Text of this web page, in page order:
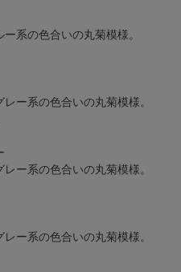
系の色合いの丸菊模様。
ー系の色合いの丸菊模様。
ー系の色合いの丸菊模様。
ー系の色合いの丸菊模様。